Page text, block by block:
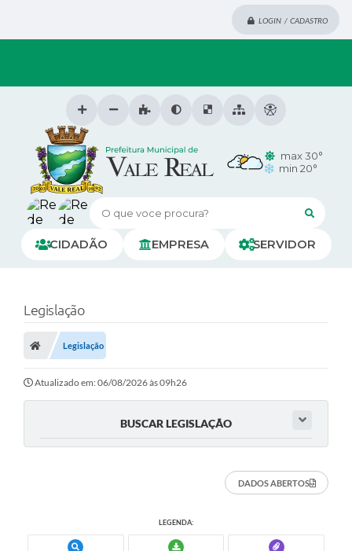
LOGIN / CADASTRO
O que voce procura?
CIDADÃO EMPRESA SERVIDOR
max 30°
min 20°
Legislação
Legislação
Atualizado em: 06/08/2026 às 09h26
BUSCAR LEGISLAÇÃO
DADOS ABERTOS
LEGENDA: